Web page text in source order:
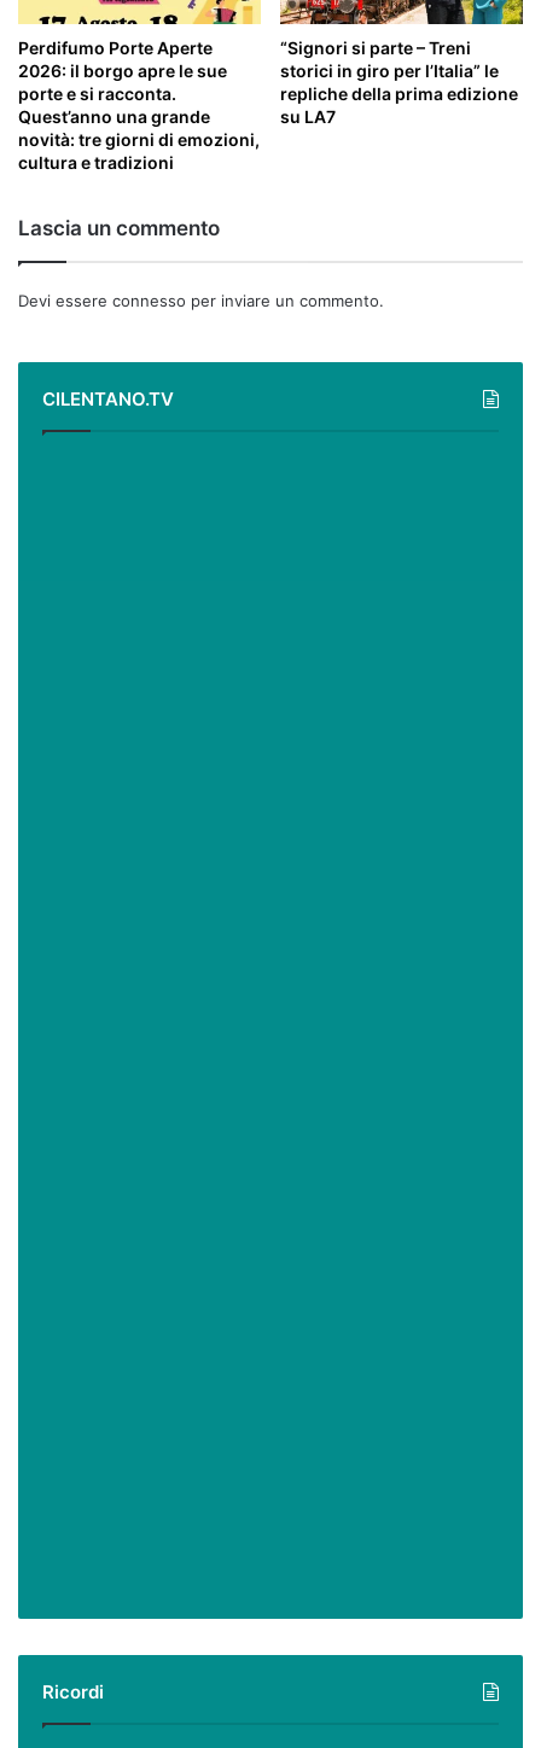
Perdifumo Porte Aperte
2026: il borgo apre le sue
porte e si racconta.
Quest’anno una grande
novità: tre giorni di emozioni,
cultura e tradizioni
“Signori si parte – Treni
storici in giro per l’Italia” le
repliche della prima edizione
su LA7
Lascia un commento
Devi essere connesso per inviare un commento.
CILENTANO.TV
Ricordi